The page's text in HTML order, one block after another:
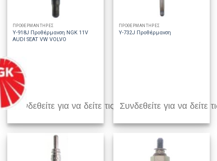
ΠΡΟΘΕΡΜΑΝΤΗΡΕΣ
Y-918J Προθέρμανση NGK 11V
AUDI SEAT VW VOLVO
Συνδεθείτε για να δείτε τις τιμές
ΠΡΟΘΕΡΜΑΝΤΗΡΕΣ
Y-732J Προθέρμανση
Συνδεθείτε για να δείτε